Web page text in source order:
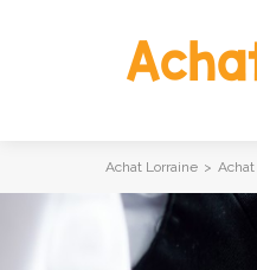
Achat Lorraine > Achat